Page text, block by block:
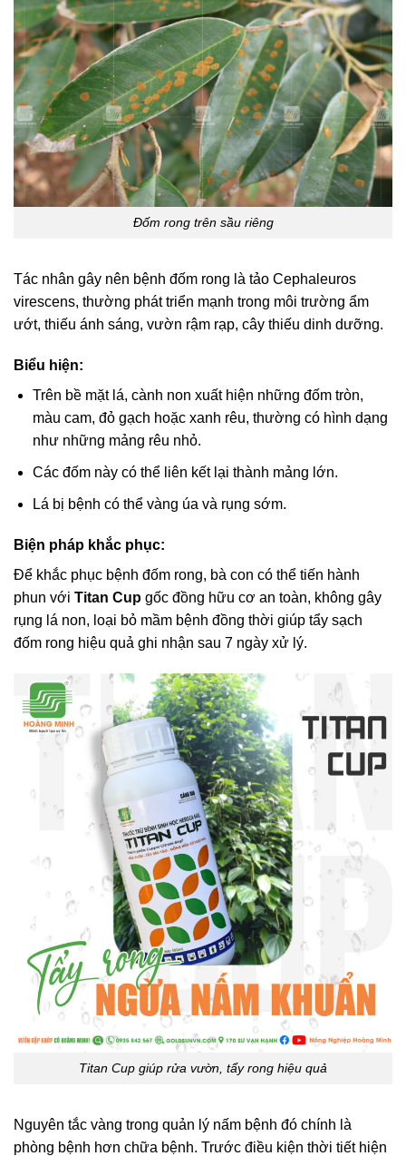
Đốm rong trên sầu riêng
Tác nhân gây nên bệnh đốm rong là tảo Cephaleuros
virescens, thường phát triển mạnh trong môi trường ẩm
ướt, thiếu ánh sáng, vườn rậm rạp, cây thiếu dinh dưỡng.
Biểu hiện:
Trên bề mặt lá, cành non xuất hiện những đốm tròn,
màu cam, đỏ gạch hoặc xanh rêu, thường có hình dạng
như những mảng rêu nhỏ.
Các đốm này có thể liên kết lại thành mảng lớn.
Lá bị bệnh có thể vàng úa và rụng sớm.
Biện pháp khắc phục:
Để khắc phục bệnh đốm rong, bà con có thể tiến hành
phun với Titan Cup gốc đồng hữu cơ an toàn, không gây
rụng lá non, loại bỏ mầm bệnh đồng thời giúp tẩy sạch
đốm rong hiệu quả ghi nhận sau 7 ngày xử lý.
Titan Cup giúp rửa vườn, tẩy rong hiệu quả
Nguyên tắc vàng trong quản lý nấm bệnh đó chính là
phòng bệnh hơn chữa bệnh. Trước điều kiện thời tiết hiện